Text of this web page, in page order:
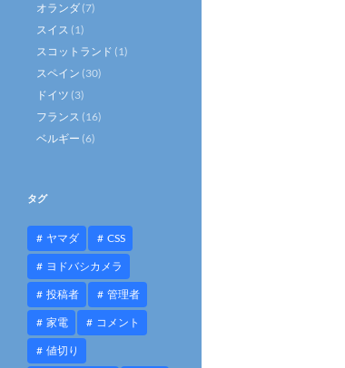
オランダ (7)
スイス (1)
スコットランド (1)
スペイン (30)
ドイツ (3)
フランス (16)
ベルギー (6)
タグ
ヤマダ CSS
ヨドバシカメラ
投稿者 管理者
家電 コメント
値切り